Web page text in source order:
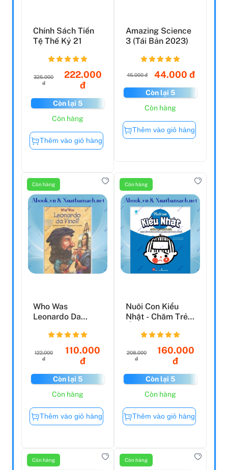
Chính Sách Tiền
Tệ Thế Kỷ 21
325.000
đ
222.000
đ
Còn lại 5
Còn hàng
Thêm vào giỏ hàng
Amazing Science
3 (Tái Bản 2023)
45.000 đ 44.000 đ
Còn lại 5
Còn hàng
Thêm vào giỏ hàng
Còn hàng
Who Was
Leonardo Da
122.000
đ
110.000
đ
Còn lại 5
Còn hàng
Thêm vào giỏ hàng
Còn hàng
Nuôi Con Kiểu
Nhật - Chăm Trẻ
Biết...
208.000
đ
160.000
đ
Còn lại 5
Còn hàng
Thêm vào giỏ hàng
Còn hàng Còn hàng